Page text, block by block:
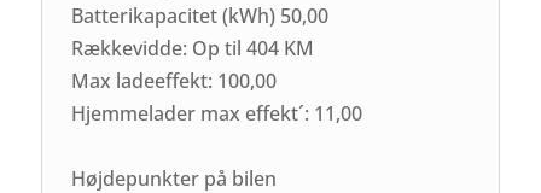
Batterikapacitet (kWh) 50,00
Rækkevidde: Op til 404 KM
Max ladeeffekt: 100,00
Hjemmelader max effekt´: 11,00
Højdepunkter på bilen